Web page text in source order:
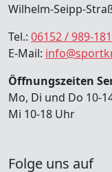
Wilhelm-Seipp-
Tel.: 06152 / 989-181
E-Mail:
Öffnungszeiten
Mo, Di und Do 10-
Mi 10-18 Uhr
Folge uns auf